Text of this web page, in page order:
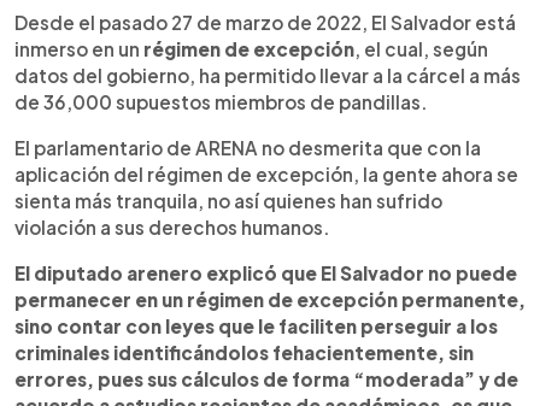
Desde el pasado 27 de marzo de 2022, El Salvador está
inmerso en un régimen de excepción , el cual, según
datos del gobierno, ha permitido llevar a la cárcel a más
de 36,000 supuestos miembros de pandillas.
El parlamentario de ARENA no desmerita que con la
aplicación del régimen de excepción, la gente ahora se
sienta más tranquila, no así quienes han sufrido
violación a sus derechos humanos.
El diputado arenero explicó que El Salvador no puede
permanecer en un régimen de excepción permanente,
sino contar con leyes que le faciliten perseguir a los
criminales identificándolos fehacientemente, sin
errores, pues sus cálculos de forma “moderada” y de